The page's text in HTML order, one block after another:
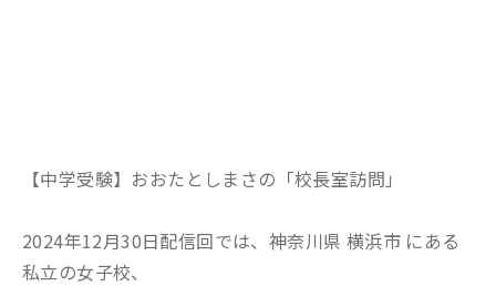
【中学受験】おおたとしまさの「校長室訪問」
2024年12月30日配信回では、神奈川県 横浜市 にある
私立の女子校、